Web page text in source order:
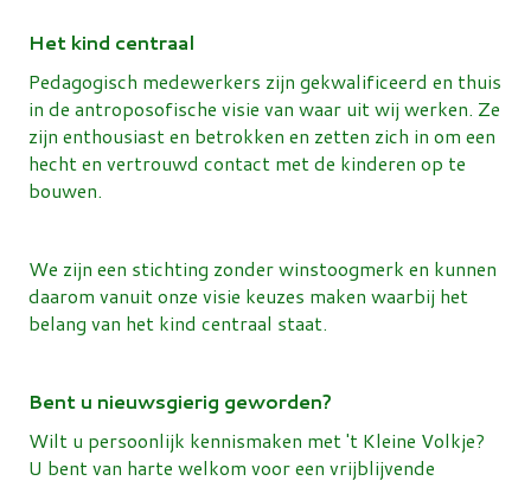
Het kind centraal
Pedagogisch medewerkers zijn gekwalificeerd en thuis
in de antroposofische visie van waar uit wij werken. Ze
zijn enthousiast en betrokken en zetten zich in om een
hecht en vertrouwd contact met de kinderen op te
bouwen.
We zijn een stichting zonder winstoogmerk en kunnen
daarom vanuit onze visie keuzes maken waarbij het
belang van het kind centraal staat.
Bent u nieuwsgierig geworden?
Wilt u persoonlijk kennismaken met 't Kleine Volkje?
U bent van harte welkom voor een vrijblijvende